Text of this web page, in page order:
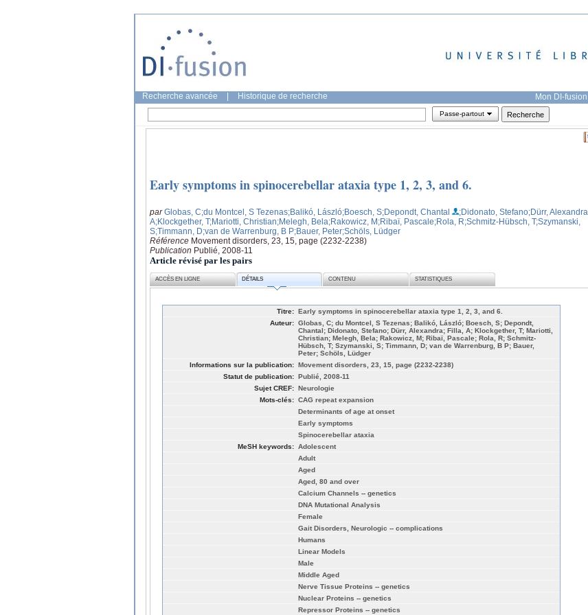
Recherche avancée Historique de recherche Mon DI-fusion
Passe-partout
Early symptoms in spinocerebellar ataxia type 1, 2, 3, and 6.
parGlobas, C;du Montcel, S Tezenas;Balikó, László;Boesch, S;Depondt, Chantal ;Didonato, Stefano;Dürr, Alexandra
A;Klockgether, T;Mariotti, Christian;Melegh, Bela;Rakowicz, M;Ribaï, Pascale;Rola, R;Schmitz-Hübsch, T;Szymanski,
S;Timmann, D;van de Warrenburg, B P;Bauer, Peter;Schöls, Lüdger
Référence Movement disorders, 23, 15, page (2232-2238)
Publication Publié, 2008-11
Article révisé par les pairs
ACCÈS EN LIGNE DÉTAILS CONTENU STATISTIQUES
Titre: Early symptoms in spinocerebellar ataxia type 1, 2, 3, and 6.
Auteur: Globas, C; du Montcel, S Tezenas; Balikó, László; Boesch, S; Depondt,
Chantal; Didonato, Stefano; Dürr, Alexandra; Filla, A; Klockgether, T; Mariotti,
Christian; Melegh, Bela; Rakowicz, M; Ribaï, Pascale; Rola, R; Schmitz-
Hübsch, T; Szymanski, S; Timmann, D; van de Warrenburg, B P; Bauer,
Peter; Schöls, Lüdger
Informations sur la publication: Movement disorders, 23, 15, page (2232-2238)
Statut de publication: Publié, 2008-11
Sujet CREF: Neurologie
Mots-clés: CAG repeat expansion
Determinants of age at onset
Early symptoms
Spinocerebellar ataxia
MeSH keywords: Adolescent
Adult
Aged
Aged, 80 and over
Calcium Channels -- genetics
DNA Mutational Analysis
Female
Gait Disorders, Neurologic -- complications
Humans
Linear Models
Male
Middle Aged
Nerve Tissue Proteins -- genetics
Nuclear Proteins -- genetics
Repressor Proteins -- genetics